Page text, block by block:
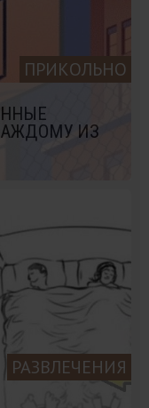
ПРИКОЛЬНО
ИЗ
РАЗВЛЕЧЕНИЯ